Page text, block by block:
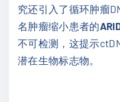
究还引入了循环肿瘤
名肿瘤缩小患者的
不可检测，这提示
潜在生物标志物。